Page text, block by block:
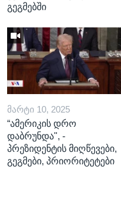
გეგმებში
ᲛᲐᲠᲢᲘ 10, 2025
“ამერიკის დრო
დაბრუნდა", -
პრეზიდენტის მიღწევები,
გეგმები, პრიორიტეტები